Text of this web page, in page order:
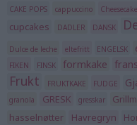
CAKE POPS cappuccino Cheesecake
cupcakes DADLER DANSK
Dulce de leche eltefritt ENGELSK
FIKEN FINSK formkake
Frukt FRUKTKAKE FUDGE
granola
GRESK gresskar
hasselnøtter
Havregryn